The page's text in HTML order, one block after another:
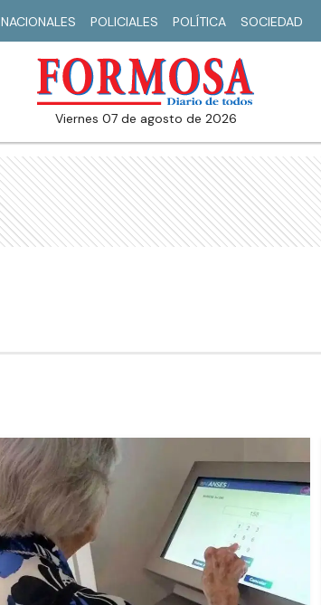
NACIONALES POLICIALES POLÍTICA SOCIEDAD
viernes 07 de agosto de 2026